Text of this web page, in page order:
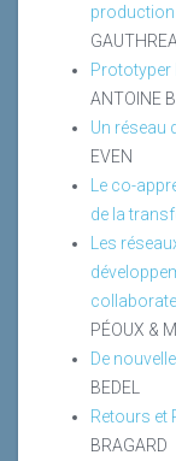
Prototyper
ANTOINE
Un réseau
EVEN
Le co-
de la
Les
PÉOUX &
De
BEDEL
Retours et
BRAGARD